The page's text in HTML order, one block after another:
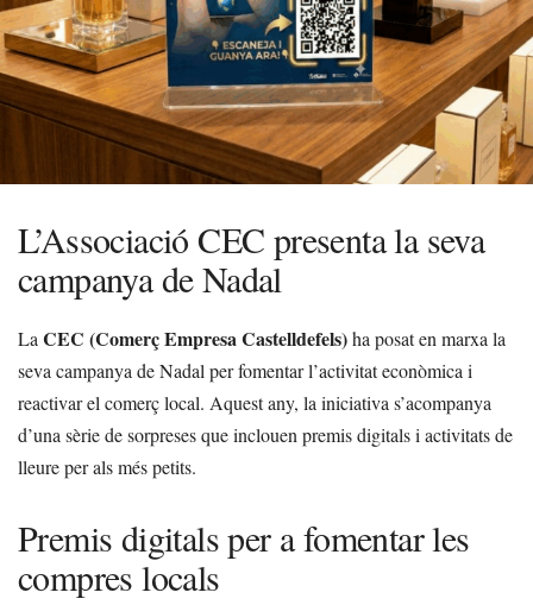
L’Associació CEC presenta la seva
campanya de Nadal
La CEC (Comerç Empresa Castelldefels)ha posat en marxa la
seva campanya de Nadal per fomentar l’activitat econòmica i
reactivar el comerç local. Aquest any, la iniciativa s’acompanya
d’una sèrie de sorpreses que inclouen premis digitals i activitats de
lleure per als més petits.
Premis digitals per a fomentar les
compres locals